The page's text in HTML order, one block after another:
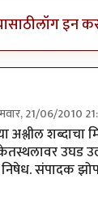
लॉग इन
21/06/2010
शुद्धलेखनby
अश्लील शब्दाचा
उघड
निषेध. संपादक